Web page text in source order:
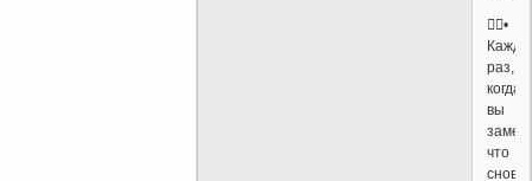
•
раз,
когда
вы
что
снова